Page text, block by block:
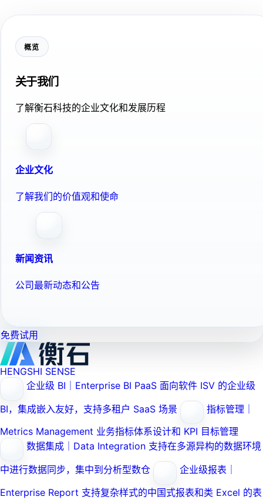
概览
关于我们
了解衡石科技的企业文化和发展历程
企业文化
了解我们的价值观和使命
新闻资讯
公司最新动态和公告
免费试用
HENGSHI SENSE
企业级 BI｜Enterprise BI PaaS 面向软件 ISV 的企业级
BI，集成嵌入友好，支持多租户 SaaS 场景
指标管理｜
Metrics Management 业务指标体系设计和 KPI 目标管理
数据集成｜Data Integration 支持在多源异构的数据环境
中进行数据同步，集中到分析型数仓
企业级报表｜
Enterprise Report 支持复杂样式的中国式报表和类 Excel 的表